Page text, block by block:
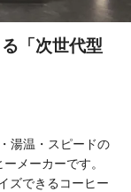
「次世代型
湯温・スピードの
メーカーです。
ズできるコーヒー